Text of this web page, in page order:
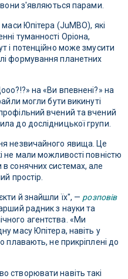
вони з'являються парами.
Юпітера (JuMBO), які
туманності Оріона,
і потенційно може змусити
формування планетних
на «Ви впевнені?» на
могли бути викинуті
вчений та вчений
до дослідницької групи.
незвичайного явища. Це
не мали можливості повністю
сонячних системах, але
простір.
й знайшли їх", — розповів
радник з науки та
агентства. «Ми
масу Юпітера, навіть у
плавають, не прикріплені до
створювати навіть такі